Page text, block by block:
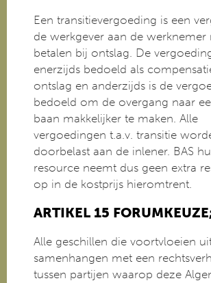
Een transitievergoeding is een
de werkgever aan de werknemer
betalen bij ontslag. De
enerzijds bedoeld als
ontslag en anderzijds is de
bedoeld om de overgang naar
baan makkelijker te maken. Alle
vergoedingen t.a.v. transitie
doorbelast aan de inlener. BAS
resource neemt dus geen extra
op in de kostprijs hieromtrent.
ARTIKEL 15
Alle geschillen die voortvloeien
samenhangen met een
tussen partijen waarop deze